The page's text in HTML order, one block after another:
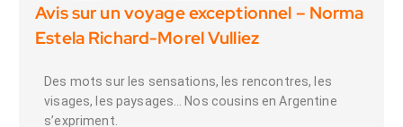
Avis sur un voyage exceptionnel – Norma
Estela Richard-Morel Vulliez
Des mots sur les sensations, les rencontres, les
visages, les paysages… Nos cousins en Argentine
s’expriment.